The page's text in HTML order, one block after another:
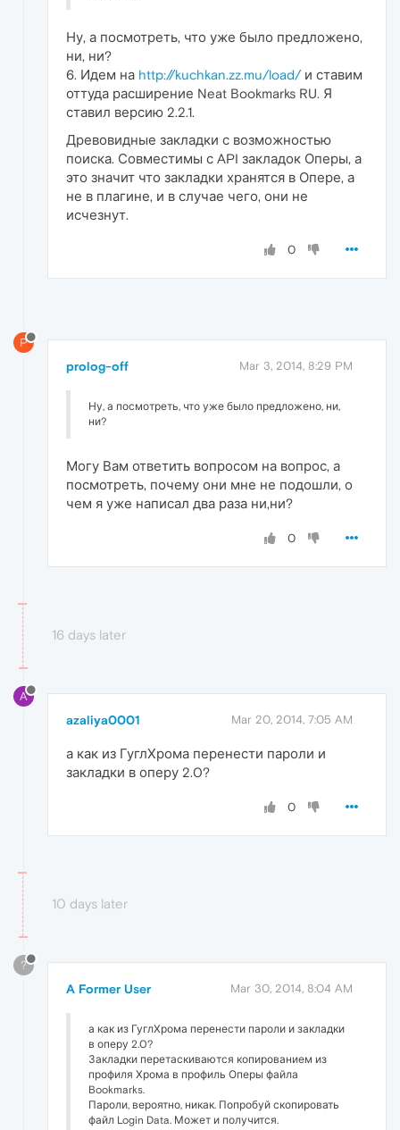
Ну, а посмотреть, что уже было предложено,
ни, ни?
6. Идем на http://kuchkan.zz.mu/load/и ставим
оттуда расширение Neat Bookmarks RU. Я
ставил версию 2.2.1.
Древовидные закладки с возможностью
поиска. Совместимы с API закладок Оперы, а
это значит что закладки хранятся в Опере, а
не в плагине, и в случае чего, они не
исчезнут.
0
P
prolog-off Mar 3, 2014, 8:29 PM
Ну, а посмотреть, что уже было предложено, ни,
ни?
Могу Вам ответить вопросом на вопрос, а
посмотреть, почему они мне не подошли, о
чем я уже написал два раза ни,ни?
0
16 days later
A
azaliya0001 Mar 20, 2014, 7:05 AM
а как из ГуглХрома перенести пароли и
закладки в оперу 2.0?
0
10 days later
?
A Former User Mar 30, 2014, 8:04 AM
а как из ГуглХрома перенести пароли и закладки
в оперу 2.0?
Закладки перетаскиваются копированием из
профиля Хрома в профиль Оперы файла
Bookmarks.
Пароли, вероятно, никак. Попробуй скопировать
файл Login Data. Может и получится.